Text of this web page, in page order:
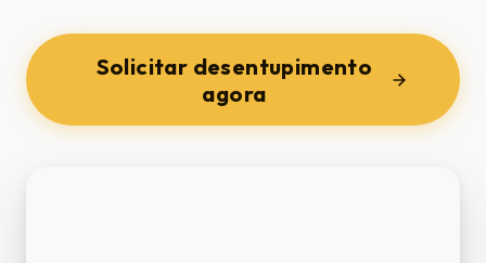
Solicitar desentupimento
agora